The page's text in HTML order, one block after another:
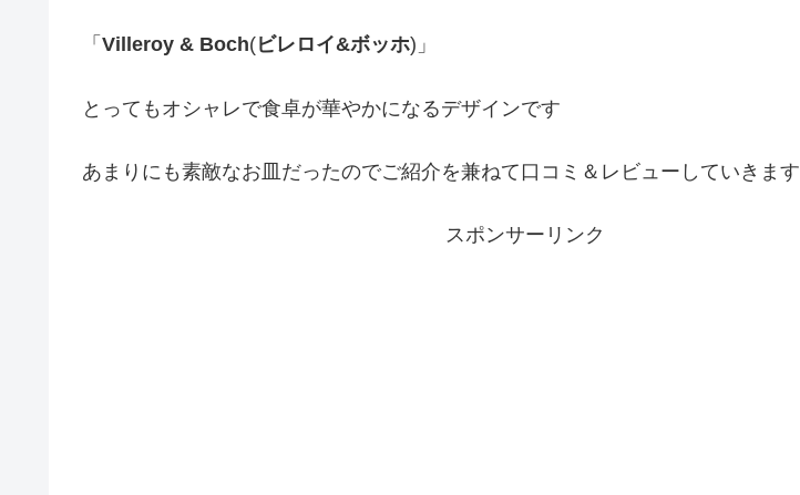
「 Villeroy & Boch(ビレロイ&ボッホ)」
とってもオシャレで食卓が華やかになるデザインです
あまりにも素敵なお皿だったのでご紹介を兼ねて口コミ＆レビューしていきます
スポンサーリンク